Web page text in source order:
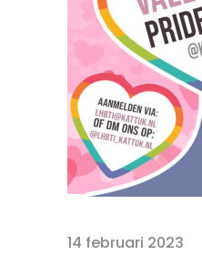
14 februari 2023